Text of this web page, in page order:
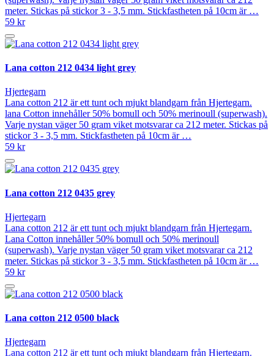
meter. Stickas på stickor 3 - 3,5 mm. Stickfastheten på 10cm är …
59 kr
Lana cotton 212 0434 light grey
Hjertegarn
Lana cotton 212 är ett tunt och mjukt blandgarn från Hjertegarn.
lana Cotton innehåller 50% bomull och 50% merinoull (superwash).
Varje nystan väger 50 gram viket motsvarar ca 212 meter. Stickas på
stickor 3 - 3,5 mm. Stickfastheten på 10cm är …
59 kr
Lana cotton 212 0435 grey
Hjertegarn
Lana cotton 212 är ett tunt och mjukt blandgarn från Hjertegarn.
Lana Cotton innehåller 50% bomull och 50% merinoull
(superwash). Varje nystan väger 50 gram viket motsvarar ca 212
meter. Stickas på stickor 3 - 3,5 mm. Stickfastheten på 10cm är …
59 kr
Lana cotton 212 0500 black
Hjertegarn
Lana cotton 212 är ett tunt och mjukt blandgarn från Hjertegarn.